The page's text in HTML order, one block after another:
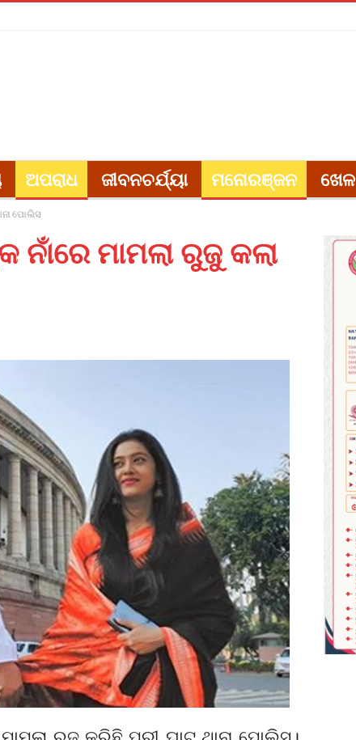
ଅପରାଧ ଜୀବନଚର୍ଯ୍ୟା ମନୋରଞ୍ଜନ ଖେଳ
ପୋଲିସ
ମାମଲା ରୁଜୁ କଲା